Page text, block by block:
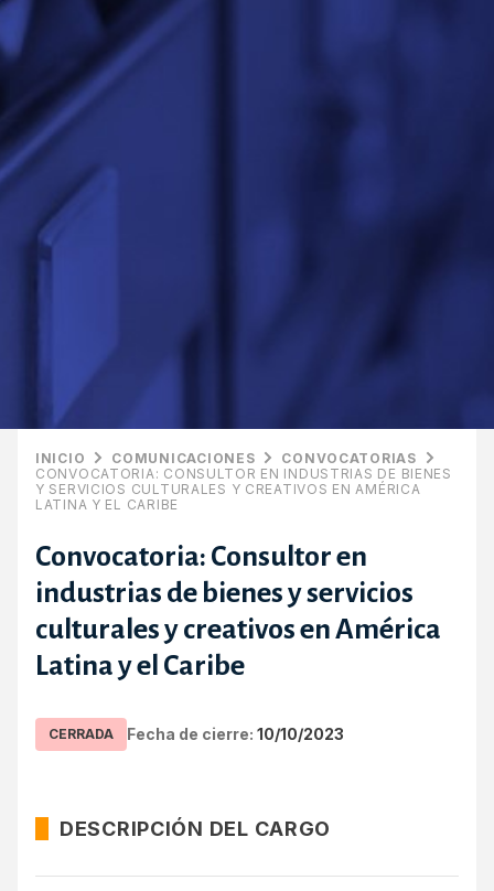
INICIO COMUNICACIONES
CONVOCATORIAS
CONVOCATORIA: CONSULTOR EN INDUSTRIAS DE BIENES
Y SERVICIOS CULTURALES Y CREATIVOS EN AMÉRICA
LATINA Y EL CARIBE
Convocatoria: Consultor en
industrias de bienes y servicios
culturales y creativos en América
Latina y el Caribe
CERRADA Fecha de cierre: 10/10/2023
DESCRIPCIÓN DEL CARGO